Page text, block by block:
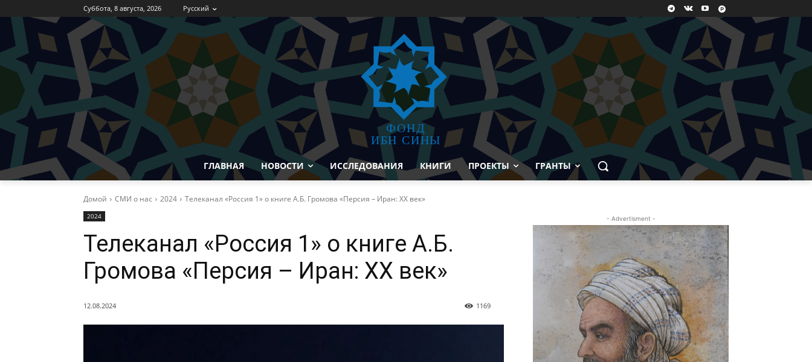
Суббота, 8 августа, 2026 Русский
ФОНД
ИБН СИНЫ
ГЛАВНАЯ НОВОСТИ ИССЛЕДОВАНИЯ КНИГИ ПРОЕКТЫ ГРАНТЫ
Домой СМИ о нас 2024 Телеканал «Россия 1» о книге А.Б. Громова «Персия – Иран: XX век»
2024
Телеканал «Россия 1» о книге А.Б.
Громова «Персия – Иран: XX век»
12.08.2024 1169
- Advertisment -